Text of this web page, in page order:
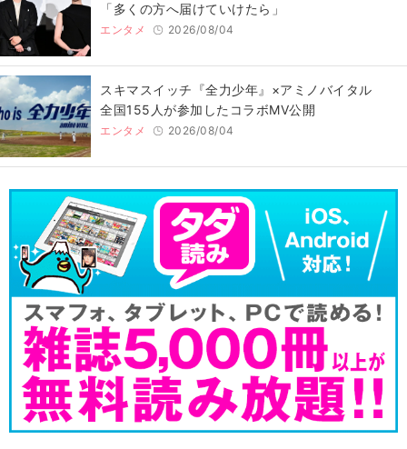
「多くの方へ届けていけたら」
エンタメ 2026/08/04
スキマスイッチ『全力少年』×アミノバイタル
全国155人が参加したコラボMV公開
エンタメ 2026/08/04